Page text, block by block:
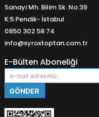
Sanayi Mh. Bilim Sk. No:39
K:5 Pendik- İstabul
0850 302 58 74
info@syroxtoptan.com.tr
E-Bülten Aboneliği